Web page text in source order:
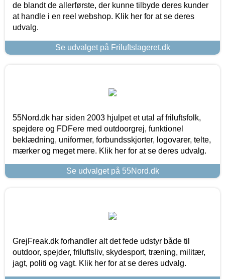
de blandt de allerførste, der kunne tilbyde deres kunder
at handle i en reel webshop. Klik her for at se deres
udvalg.
Se udvalget på Friluftslageret.dk
55Nord.dk har siden 2003 hjulpet et utal af friluftsfolk,
spejdere og FDFere med outdoorgrej, funktionel
beklædning, uniformer, forbundsskjorter, logovarer, telte,
mærker og meget mere. Klik her for at se deres udvalg.
Se udvalget på 55Nord.dk
GrejFreak.dk forhandler alt det fede udstyr både til
outdoor, spejder, friluftsliv, skydesport, træning, militær,
jagt, politi og vagt. Klik her for at se deres udvalg.